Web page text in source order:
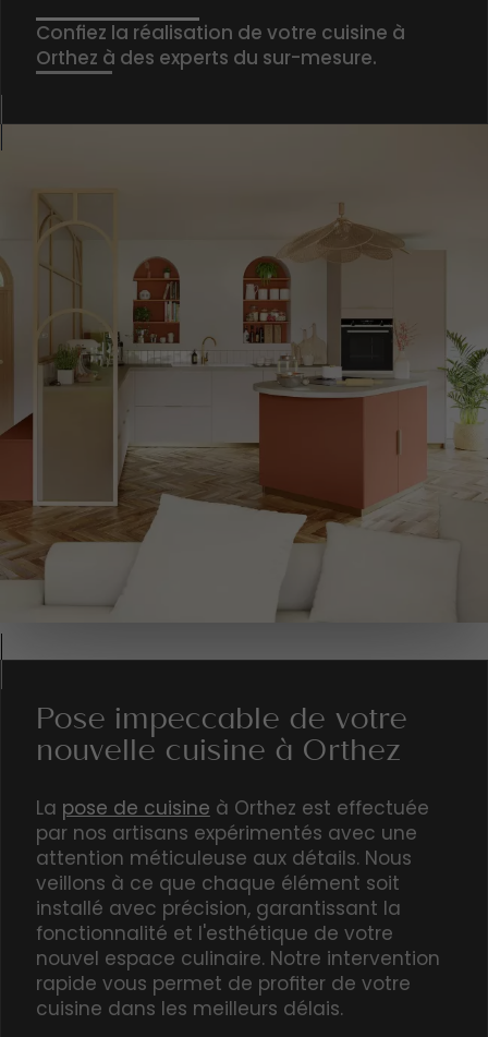
Confiez la réalisation de votre cuisine à
Orthez à des experts du sur-mesure.
Pose impeccable de votre
nouvelle cuisine à Orthez
La pose de cuisine à Orthez est effectuée
par nos artisans expérimentés avec une
attention méticuleuse aux détails. Nous
veillons à ce que chaque élément soit
installé avec précision, garantissant la
fonctionnalité et l'esthétique de votre
nouvel espace culinaire. Notre intervention
rapide vous permet de profiter de votre
cuisine dans les meilleurs délais.